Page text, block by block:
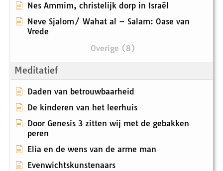
Nes Ammim, christelijk dorp in Israël
Neve Sjalom/ Wahat al – Salam: Oase van
Vrede
Overige (8)
Meditatief
Daden van betrouwbaarheid
De kinderen van het leerhuis
Door Genesis 3 zitten wij met de gebakken
peren
Elia en de wens van de arme man
Evenwichtskunstenaars